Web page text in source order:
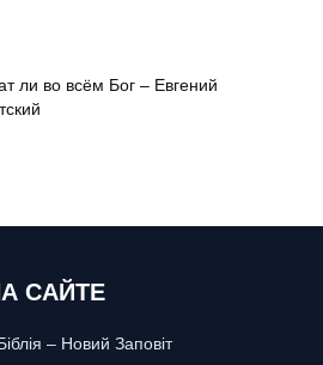
ли во всём Бог – Евгений
САЙТЕ
– Новий Заповіт